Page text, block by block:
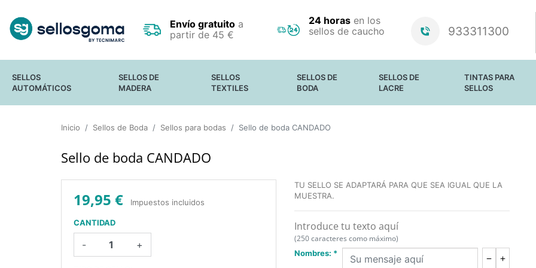
Envío gratuitoa
partir de 45 €
24 horasen los
sellos de caucho
933311300
SELLOS
AUTOMÁTICOS
FECHADORES
OCULTAR DATOS
SELLOS DE
MADERA
PEQUEÑOS
SELLOS EN
SELLOS
SELLOS
TEXTILES
SELLOS DE
BODA
BODAS
SELLOS DE
LACRE
TINTAS PARA
SELLOS
LUMINOSAS
RECAMBIO DE
Inicio Sellos de Boda Sellos para bodas Sello de boda CANDADO
Sello de boda CANDADO
19,95 € Impuestos incluidos
CANTIDAD
- +
TU SELLO SE ADAPTARÁ PARA QUE SEA IGUAL QUE LA
MUESTRA.
Introduce tu texto aquí
(250 caracteres como máximo)
Nombres: *